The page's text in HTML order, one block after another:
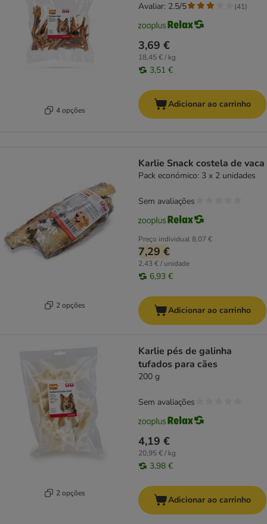
4 opções
3,69 €
18,45 € / kg
3,51 €
Avaliar: 2.5/5 (41)
Adicionar ao carrinho
2 opções
Karlie Snack costela de vaca
Pack económico: 3 x 2 unidades
Preço individual8,07 €
7,29 €
2,43 € / unidade
6,93 €
Sem avaliações
Adicionar ao carrinho
2 opções
Karlie pés de galinha
tufados para cães
200 g
4,19 €
20,95 € / kg
3,98 €
Sem avaliações
Adicionar ao carrinho